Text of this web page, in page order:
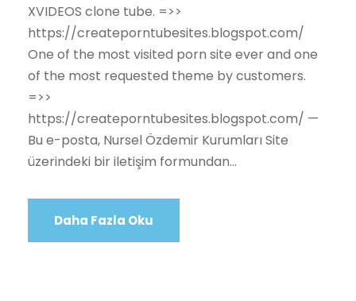
XVIDEOS clone tube. =>>
https://createporntubesites.blogspot.com/
One of the most visited porn site ever and one
of the most requested theme by customers.
=>>
https://createporntubesites.blogspot.com/ —
Bu e-posta, Nursel Özdemir Kurumları Site
üzerindeki bir iletişim formundan...
Daha Fazla Oku